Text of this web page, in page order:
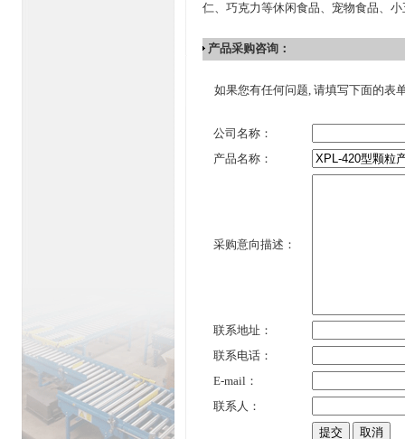
仁、巧克力等休闲食品、宠物食品、
产品采购咨询：
如果您有任何问题, 请填写下面的表
公司名称：
产品名称：
采购意向描述：
联系地址：
联系电话：
E-mail：
联系人：